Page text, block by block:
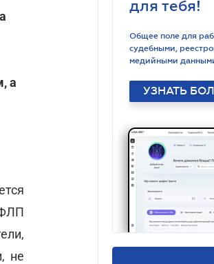
а
не
для тебя!
Общее поле для
судебными,
медийными
УЗНАТЬ